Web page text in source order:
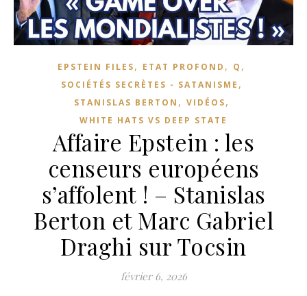
EPSTEIN FILES, ETAT PROFOND , Q ,
SOCIÉTÉS SECRÈTES - SATANISME ,
STANISLAS BERTON , VIDÉOS,
WHITE HATS VS DEEP STATE
Affaire Epstein : les
censeurs européens
s’affolent ! – Stanislas
Berton et Marc Gabriel
Draghi sur Tocsin
février 6, 2026